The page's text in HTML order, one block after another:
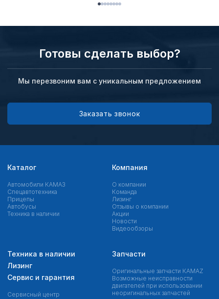
Готовы сделать выбор?
Мы перезвоним вам с уникальным предложением
Заказать звонок
Каталог
Автомобили КАМАЗ
Спецавтотехника
Прицепы
Автобусы
Техника в наличии
Компания
О компании
Команда
Лизинг
Отзывы о компании
Акции
Новости
Видеообзоры
Техника в наличии
Лизинг
Сервис и гарантия
Сервисный центр
Запчасти
Оригинальные запчасти КAMAZ
Возможные неисправности
двигателей при использовании
неоригинальных запчастей